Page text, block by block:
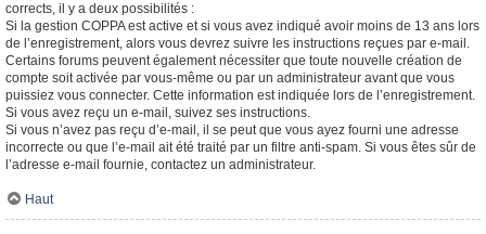
corrects, il y a deux possibilités :
Si la gestion COPPA est active et si vous avez indiqué avoir moins de 13 ans lors
de l’enregistrement, alors vous devrez suivre les instructions reçues par e-mail.
Certains forums peuvent également nécessiter que toute nouvelle création de
compte soit activée par vous-même ou par un administrateur avant que vous
puissiez vous connecter. Cette information est indiquée lors de l’enregistrement.
Si vous avez reçu un e-mail, suivez ses instructions.
Si vous n’avez pas reçu d’e-mail, il se peut que vous ayez fourni une adresse
incorrecte ou que l’e-mail ait été traité par un filtre anti-spam. Si vous êtes sûr de
l’adresse e-mail fournie, contactez un administrateur.
Haut